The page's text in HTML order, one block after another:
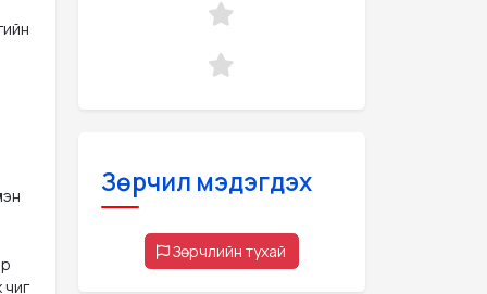
чиг
Зөрчил мэдэгдэх
Зөрчлийн тухай